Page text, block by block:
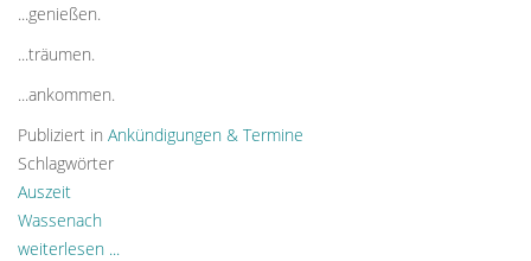
...genießen.
...träumen.
...ankommen.
Publiziert in Ankündigungen & Termine
Schlagwörter
Auszeit
Wassenach
weiterlesen ...